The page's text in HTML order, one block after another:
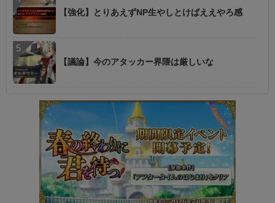
【強化】とりあえずNP生やしとけばええやろ感
【議論】今のアタッカー界隈は厳しいな